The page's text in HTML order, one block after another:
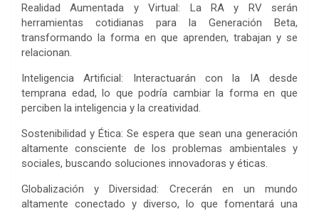
Realidad Aumentada y Virtual: La RA y RV serán
herramientas cotidianas para la Generación Beta,
transformando la forma en que aprenden, trabajan y se
relacionan.
Inteligencia Artificial: Interactuarán con la IA desde
temprana edad, lo que podría cambiar la forma en que
perciben la inteligencia y la creatividad.
Sostenibilidad y Ética: Se espera que sean una generación
altamente consciente de los problemas ambientales y
sociales, buscando soluciones innovadoras y éticas.
Globalización y Diversidad: Crecerán en un mundo
altamente conectado y diverso, lo que fomentará una